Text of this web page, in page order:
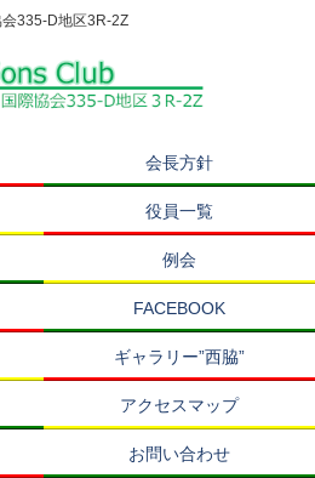
会335-D地区3R-2Z
会長方針
役員一覧
例会
FACEBOOK
ギャラリー”西脇”
アクセスマップ
お問い合わせ